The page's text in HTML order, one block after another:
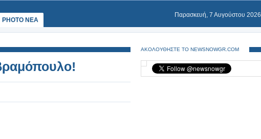
PHOTO NEA
Παρασκευή, 7 Αυγούστου 2026
ΑΚΟΛΟΥΘΗΣΤΕ ΤΟ NEWSNOWGR.COM